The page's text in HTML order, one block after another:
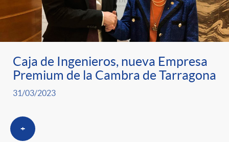
Caja de Ingenieros, nueva Empresa
Premium de la Cambra de Tarragona
31/03/2023
+